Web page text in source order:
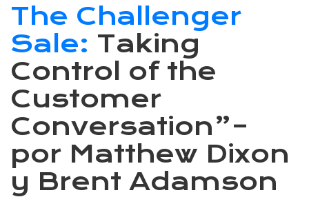
The Challenger
Sale: Taking
Control of the
Customer
Conversation”–
por Matthew Dixon
y Brent Adamson